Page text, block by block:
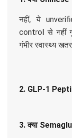
नहीं, ये
control से नहीं
गंभीर स्वास्थ्य
2. GLP-1
3. क्या